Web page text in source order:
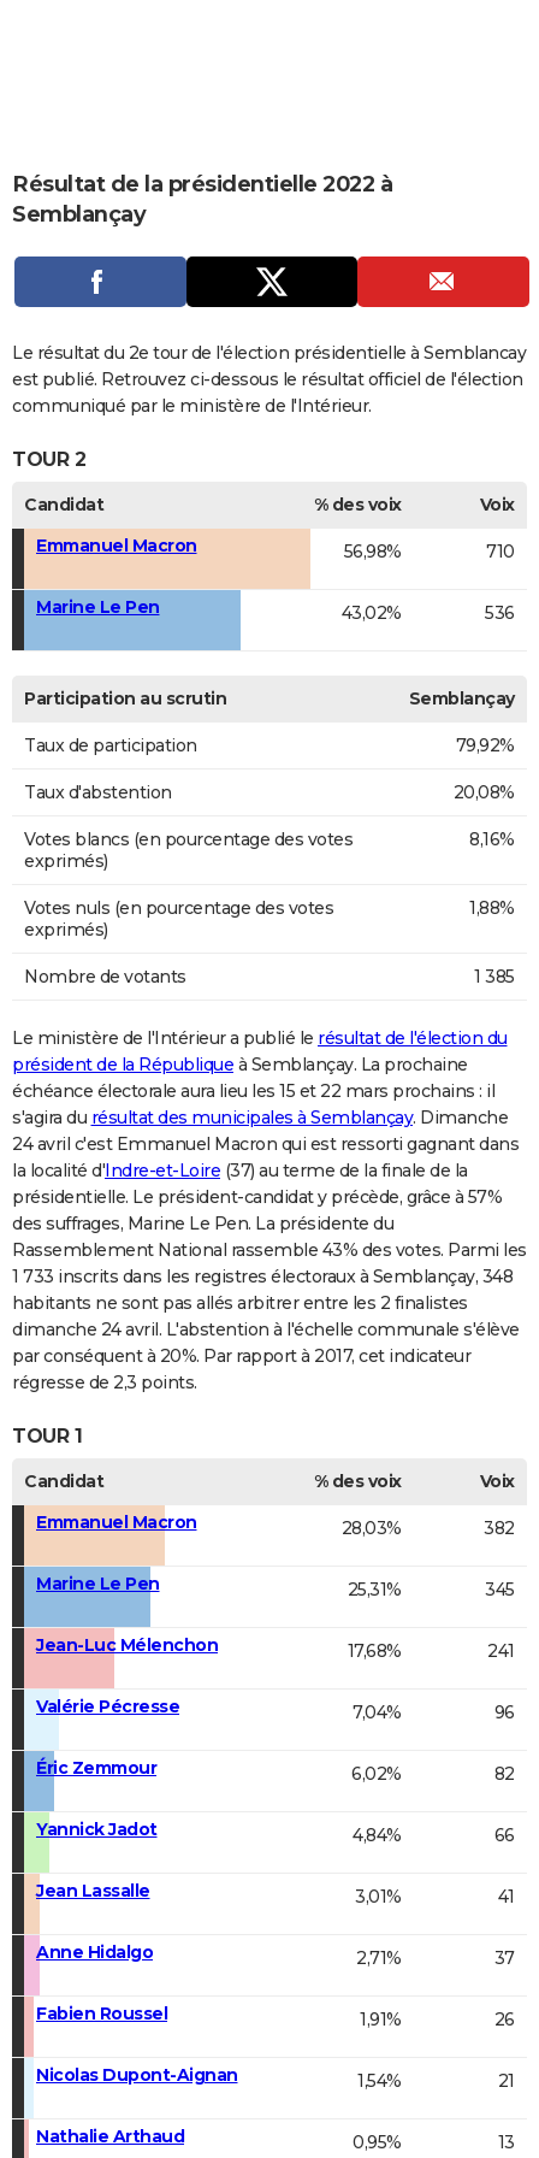
CARTE DE VOEUX
Carte de Noël
Carte Bonne année
Carte Saint-Valentin
Carte Pâques
Carte d'anniversaire
DICTIONNAIRE
Dictionnaire
Biographies
Expressions
Proverbes
PROGRAMME TV
S'inscrire
Se connecter
Lycées
Collèges
Primaires
Universités
Entreprises
Service militaire
Avis de recherche
AVIS DE DÉCÈS
Bricolage
Lifestyle
Culture
Sport
Auto
Television
Voyage
Cinema
Résultat de la présidentielle 2022 à
Semblançay
Le résultat du 2e tour de l'élection présidentielle à Semblancay
est publié. Retrouvez ci-dessous le résultat officiel de l'élection
communiqué par le ministère de l'Intérieur.
TOUR 2
Candidat % des voix
Voix
Emmanuel Macron
56,98% 710
Marine Le Pen 43,02% 536
Participation au scrutin Semblançay
Taux de participation 79,92%
Taux d'abstention 20,08%
Votes blancs (en pourcentage des votes
exprimés)
8,16%
Votes nuls (en pourcentage des votes
exprimés)
1,88%
Nombre de votants 1 385
Le ministère de l'Intérieur a publié le résultat de l'élection du
président de la République à Semblançay. La prochaine
échéance électorale aura lieu les 15 et 22 mars prochains : il
s'agira du résultat des municipales à Semblançay. Dimanche
24 avril c'est Emmanuel Macron qui est ressorti gagnant dans
la localité d'Indre-et-Loire (37) au terme de la finale de la
présidentielle. Le président-candidat y précède, grâce à 57%
des suffrages, Marine Le Pen. La présidente du
Rassemblement National rassemble 43% des votes. Parmi les
1 733 inscrits dans les registres électoraux à Semblançay, 348
habitants ne sont pas allés arbitrer entre les 2 finalistes
dimanche 24 avril. L'abstention à l'échelle communale s'élève
par conséquent à 20%. Par rapport à 2017, cet indicateur
régresse de 2,3 points.
TOUR 1
Candidat % des voix
Voix
Emmanuel Macron
28,03% 382
Marine Le Pen 25,31% 345
Jean-Luc Mélenchon 17,68% 241
Valérie Pécresse 7,04% 96
Éric Zemmour 6,02% 82
Yannick Jadot 4,84% 66
Jean Lassalle 3,01% 41
Anne Hidalgo 2,71% 37
Fabien Roussel 1,91% 26
Nicolas Dupont-Aignan 1,54% 21
Nathalie Arthaud 0,95% 13